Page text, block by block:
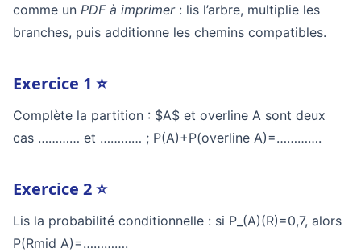
comme un PDF à imprimer: lis l’arbre, multiplie les
branches, puis additionne les chemins compatibles.
Exercice 1 ⭐
Complète la partition : $A$ et overline A sont deux
cas ………… et ………… ; P(A)+P(overline A)=………….
Exercice 2 ⭐
Lis la probabilité conditionnelle : si P_(A)(R)=0,7, alors
P(Rmid A)=………….